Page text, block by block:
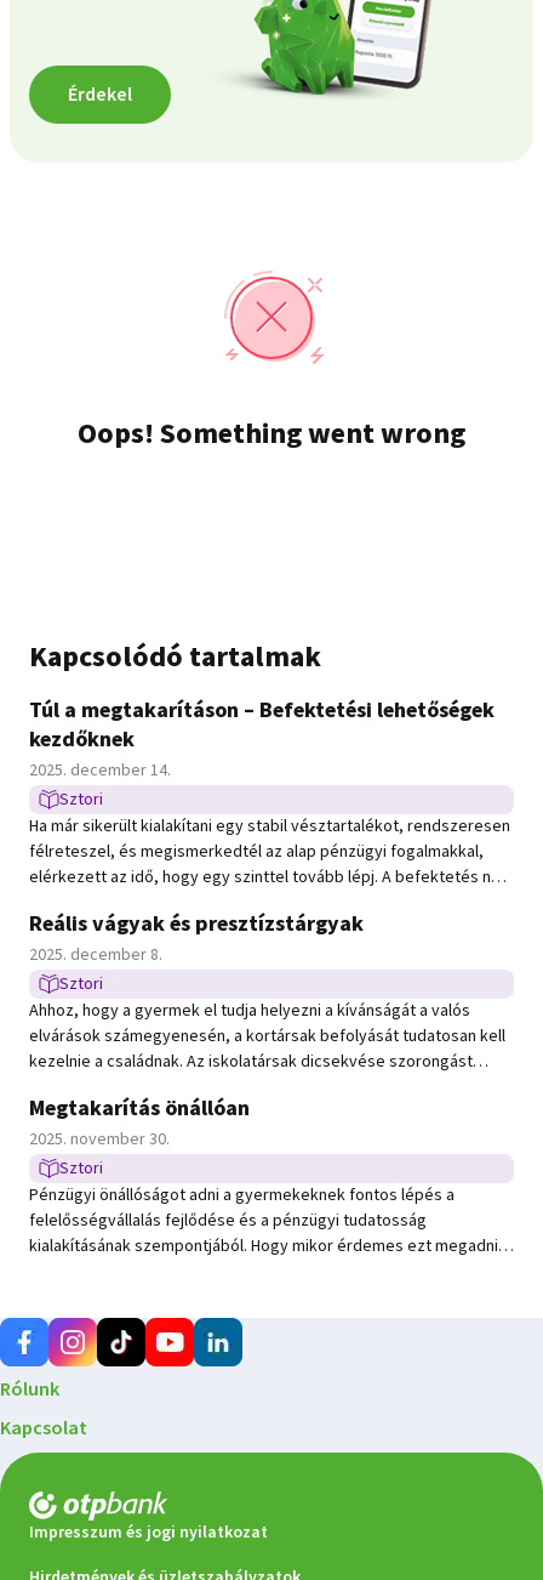
Érdekel
Kapcsolódó tartalmak
Túl a megtakarításon – Befektetési lehetőségek
kezdőknek
Közzétéve:
2025. december 14.
Sztori
Sztori típusú hír
Ha már sikerült kialakítani egy stabil vésztartalékot, rendszeresen
félreteszel, és megismerkedtél az alap pénzügyi fogalmakkal,
elérkezett az idő, hogy egy szinttel tovább lépj. A befektetés nem
tudatosan és fokozatosan közelít hozzá.
Reális vágyak és presztízstárgyak
Közzétéve:
2025. december 8.
Sztori
Sztori típusú hír
Ahhoz, hogy a gyermek el tudja helyezni a kívánságát a valós
elvárások számegyenesén, a kortársak befolyását tudatosan kell
kezelnie a családnak. Az iskolatársak dicsekvése szorongást
illeszkedő beszélgetéseket folytasson a divatból történő
vásárlások értékrendjéről.
Megtakarítás önállóan
Közzétéve:
2025. november 30.
Sztori
Sztori típusú hír
Pénzügyi önállóságot adni a gyermekeknek fontos lépés a
felelősségvállalás fejlődése és a pénzügyi tudatosság
kialakításának szempontjából. Hogy mikor érdemes ezt megadni a
elengedhetetlen elemei az önállóságnak.
Rólunk
Kapcsolat
Impresszum és jogi nyilatkozat